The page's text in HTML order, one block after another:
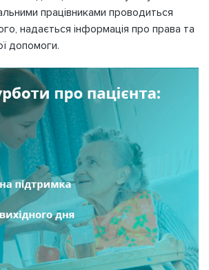
працівниками проводиться
надається інформація про права та
допомоги.